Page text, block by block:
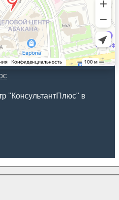
"КонсультантПлюс" в